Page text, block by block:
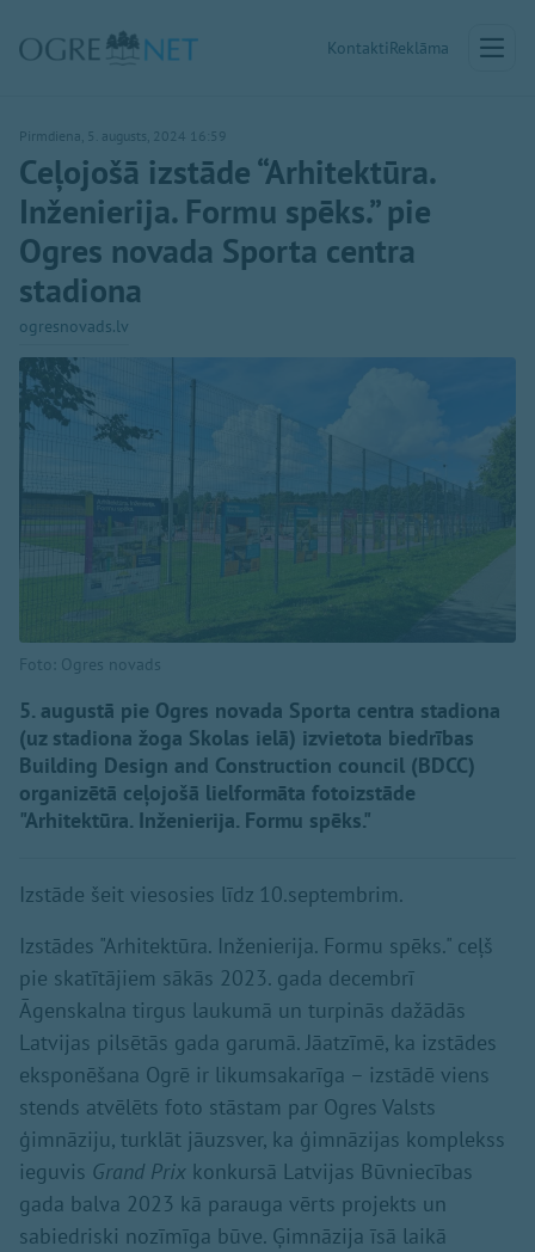
KontaktiReklāma
Pirmdiena, 5. augusts, 2024 16:59
Ceļojošā izstāde “Arhitektūra.
Inženierija. Formu spēks.” pie
Ogres novada Sporta centra
stadiona
ogresnovads.lv
Foto: Ogres novads
5. augustā pie Ogres novada Sporta centra stadiona
(uz stadiona žoga Skolas ielā) izvietota biedrības
Building Design and Construction council (BDCC)
organizētā ceļojošā lielformāta fotoizstāde
"Arhitektūra. Inženierija. Formu spēks."
Izstāde šeit viesosies līdz 10.septembrim.
Izstādes "Arhitektūra. Inženierija. Formu spēks." ceļš
pie skatītājiem sākās 2023. gada decembrī
Āgenskalna tirgus laukumā un turpinās dažādās
Latvijas pilsētās gada garumā. Jāatzīmē, ka izstādes
eksponēšana Ogrē ir likumsakarīga – izstādē viens
stends atvēlēts foto stāstam par Ogres Valsts
ģimnāziju, turklāt jāuzsver, ka ģimnāzijas komplekss
ieguvis Grand Prix konkursā Latvijas Būvniecības
gada balva 2023 kā parauga vērts projekts un
sabiedriski nozīmīga būve. Ģimnāzija īsā laikā